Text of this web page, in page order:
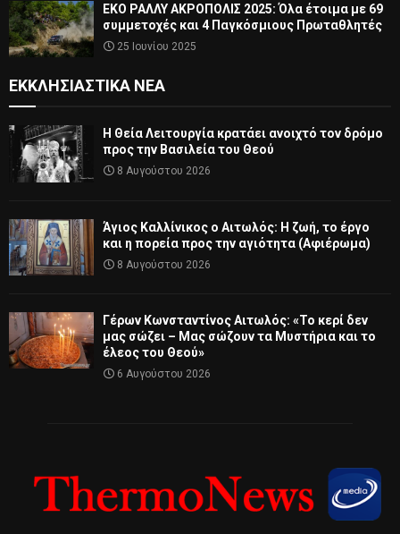
ΕΚΟ ΡΑΛΛΥ ΑΚΡΟΠΟΛΙΣ 2025: Όλα έτοιμα με 69
συμμετοχές και 4 Παγκόσμιους Πρωταθλητές
25 Ιουνίου 2025
ΕΚΚΛΗΣΙΑΣΤΙΚΆ ΝΈΑ
Η Θεία Λειτουργία κρατάει ανοιχτό τον δρόμο
προς την Βασιλεία του Θεού
8 Αυγούστου 2026
Άγιος Καλλίνικος ο Αιτωλός: Η ζωή, το έργο
και η πορεία προς την αγιότητα (Αφιέρωμα)
8 Αυγούστου 2026
Γέρων Κωνσταντίνος Αιτωλός: «Το κερί δεν
μας σώζει – Μας σώζουν τα Μυστήρια και το
έλεος του Θεού»
6 Αυγούστου 2026